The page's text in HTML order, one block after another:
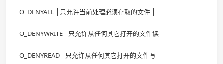
│O_DENYALL │只允许当前处理必须存取的文件 │
│O_DENYWRITE │只允许从任何其它打开的文件读 │
│O_DENYREAD │只允许从任何其它打开的文件写 │